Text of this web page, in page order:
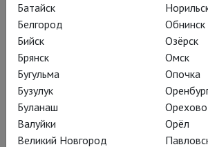
Вадим Рутковский
Грусть и
Батайск
Белгород
Бийск
Брянск
Бугульма
Бузулук
Буланаш
Валуйки
Великий Новгород
Обнинск
Озёрск
Омск
Опочка
Орёл